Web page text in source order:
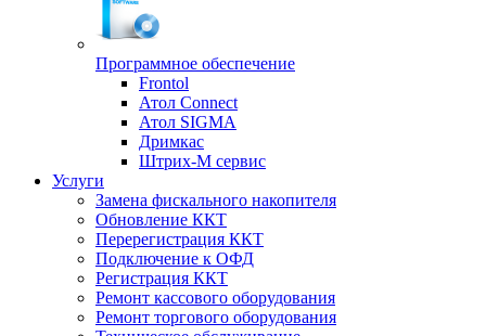
Программное обеспечение
Frontol
Атол Connect
Атол SIGMA
Дримкас
Штрих-М сервис
Услуги
Замена фискального накопителя
Обновление ККТ
Перерегистрация ККТ
Подключение к ОФД
Регистрация ККТ
Ремонт кассового оборудования
Ремонт торгового оборудования